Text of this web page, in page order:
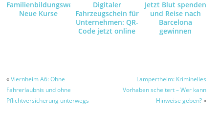
Familienbildungswerk:
Neue Kurse
Digitaler
Fahrzeugschein für
Unternehmen: QR-
Code jetzt online
Jetzt Blut spenden
und Reise nach
Barcelona
gewinnen
«Viernheim A6: Ohne
Fahrerlaubnis und ohne
Pflichtversicherung unterwegs
Lampertheim: Kriminelles
Vorhaben scheitert – Wer kann
Hinweise geben?»